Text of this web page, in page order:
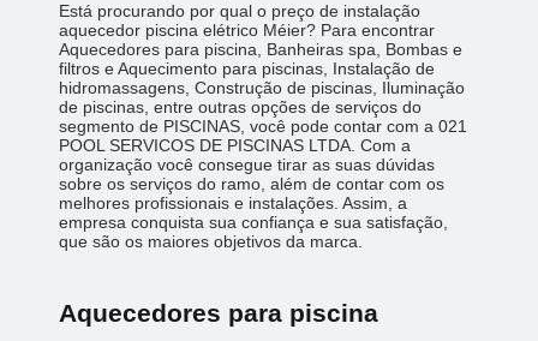
Está procurando por qual o preço de instalação
aquecedor piscina elétrico Méier? Para encontrar
Aquecedores para piscina, Banheiras spa, Bombas e
filtros e Aquecimento para piscinas, Instalação de
hidromassagens, Construção de piscinas, Iluminação
de piscinas, entre outras opções de serviços do
segmento de PISCINAS, você pode contar com a 021
POOL SERVICOS DE PISCINAS LTDA. Com a
organização você consegue tirar as suas dúvidas
sobre os serviços do ramo, além de contar com os
melhores profissionais e instalações. Assim, a
empresa conquista sua confiança e sua satisfação,
que são os maiores objetivos da marca.
Aquecedores para piscina